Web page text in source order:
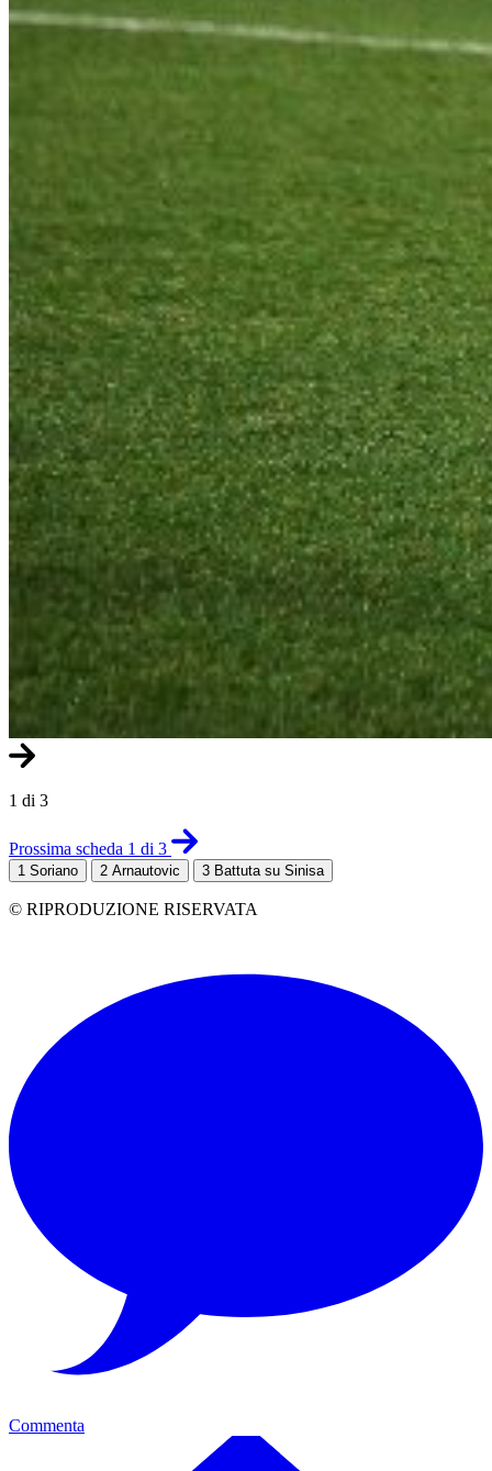
1 di 3
Prossima scheda 1 di 3
1 Soriano 2 Arnautovic 3 Battuta su Sinisa
© RIPRODUZIONE RISERVATA
Commenta